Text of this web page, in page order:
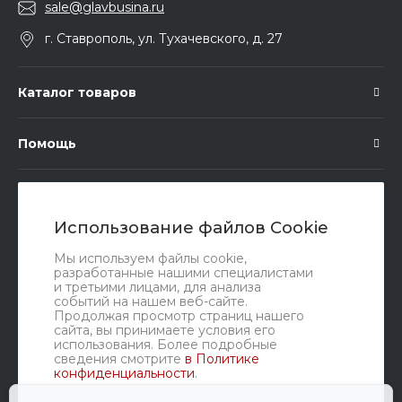
Использование файлов Cookie
Мы используем файлы cookie,
разработанные нашими специалистами
и третьими лицами, для анализа
событий на нашем веб-сайте.
Продолжая просмотр страниц нашего
сайта, вы принимаете условия его
использования. Более подробные
сведения смотрите в Политике
конфиденциальности.
sale@glavbusina.ru
г. Ставрополь, ул. Тухачевского, д. 27
Каталог товаров
Помощь
Мы в соц. сетях